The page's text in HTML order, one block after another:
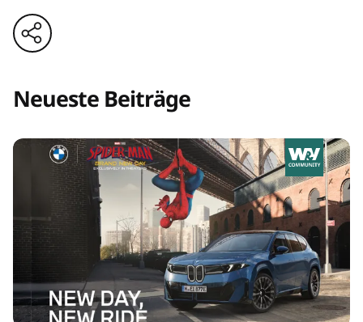
Neueste Beiträge